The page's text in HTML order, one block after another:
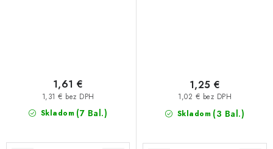
Skladom (7 Bal.)
1,31 € bez DPH
1,61 €
Skladom (3 Bal.)
1,02 € bez DPH
1,25 €